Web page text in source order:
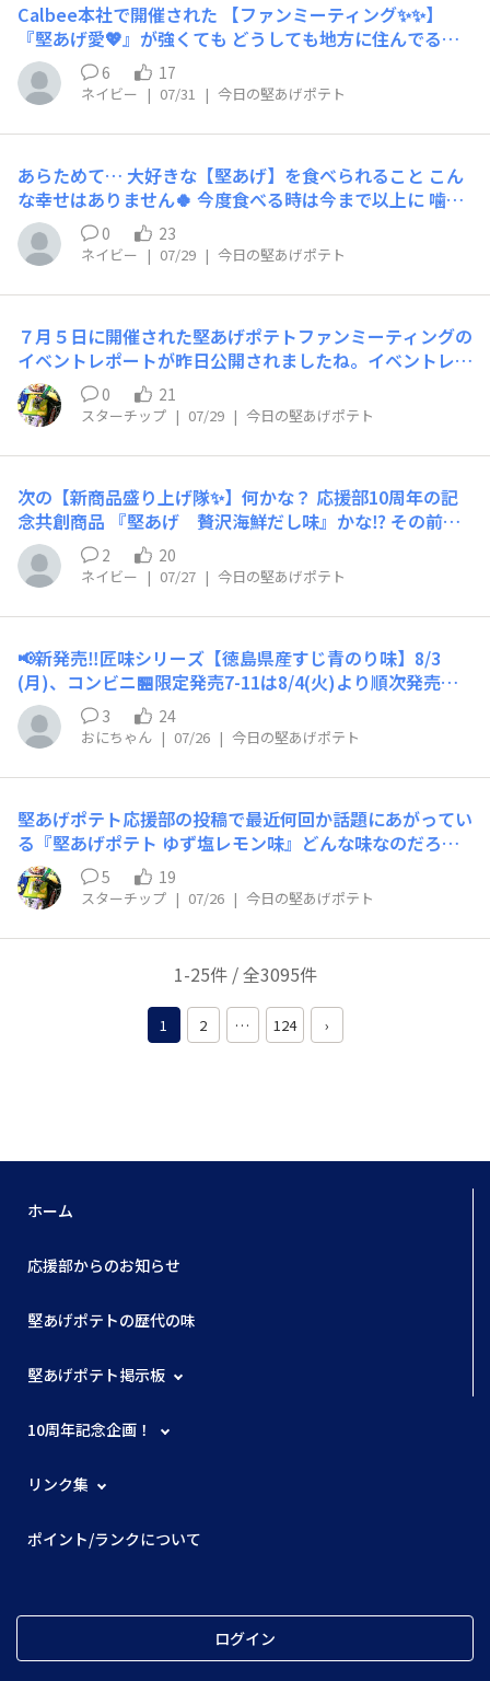
Calbee本社で開催された 【ファンミーティング✨️✨️】
『堅あげ愛💖』が強くても どうしても地方に住んでる私
なんて 残念ながらなかなか東京には行けません 参加され
た方、うらやましいです☺️ でもその日の様子を見せても
らい お裾分けしてもらいました❣️ 私だったら 巨大な【Cal
beeのロゴ】見ただけで もうテンションが爆上がりして
います🫣 １番いいなぁ～💓と思ったのは スタッフの皆さ
んが着てた 胸に「堅あげポテト」と入った ネイビーのポ
ロシャツです🥰 最高に素敵ですね💙💙💙
6 17
ネイビー | 07/31 | 今日の堅あげポテト
あらためて… 大好きな【堅あげ】を食べられること こん
な幸せはありません🍀 今度食べる時は今まで以上に 噛み
0 23
ネイビー | 07/29 | 今日の堅あげポテト
７月５日に開催された堅あげポテトファンミーティングの
イベントレポートが昨日公開されましたね。イベントレポ
ートのほうのコメント欄に書くと長文になってしまうと思
えたので、おしくもイベントレポートにはのりきらなかっ
たと思う部分の感想とそれがあっての最近の変化を今日は
書きたいと思います。コメント欄にも書かせて頂きました
加させて頂きたいと思えるような素晴らしいイベントに思
えました。イベントの詳細の一部を書かせて頂くと７月５
日のイベントでは堅あげポテト応援部の運営チームのかた
も来られており、これまでの堅あげポテト応援部での活動
賞させて頂くことができました。またイベントレポートの
ほうでも記載されている「クイズ大会」のほうでは私が所
属させていただいたチームが優勝させて頂くことができま
した。これがあったからだと思うのですが、一部ユーザー
からは「キング」という呼び名で呼んで頂くことがあった
り、メディアのかたから取材を受けることがありました。
ないと感じていたり、堅あげポテトは好きな商品ではある
のですが、これまでに発売されてきたお菓子のなかでは、
カルビーの歴代商品のなかでは「１番好きな商品」である
といえるのだろうか？それを知り合いや友人に胸をはって
伝えられるのだろうか？ と思うところがあったりはして
います。そこでイベントで堅あげポテト応援部の運営チー
ムのかたに頂いた２つのことばを思い出しました。「人に
優しく、味に厳しく」「今以上に堅あげポテト応援部を盛
り上げて頂きたい」この言葉を思い出しイベントに参加し
ての変化がおきます。これまでは思い出したタイミングで
う、これまでにはしてこなかったような投稿もしていこ
稿もしていこうと今日まで頑張った結果！来月始め頃には
１０００ポイントを達成できそうです。まとめになります
になってもらうためにも！カルビー史上１番好きなお菓子
して応援していきたいと思います。
0 21
スターチップ | 07/29 | 今日の堅あげポテト
次の【新商品盛り上げ隊✨️】何かな？ 応援部10周年の記
念共創商品 『堅あげ 贅沢海鮮だし味』かな⁉️ その前に
どうしても今、復活してほしい 私の推し💓【ゆず塩レモ
ン味🍋】 こんな超超猛暑になりそうな危険⚠️な夏 なんと
かなりませんかーーーーーー⁉️😆 （何回もしつこくてご
めんなさい🙏） どうしてもあきらめられなくて😢
2 20
ネイビー | 07/27 | 今日の堅あげポテト
📢新発売‼️匠味シリーズ【徳島県産すじ青のり味】8/3
(月)、コンビニ🏪限定発売7-11は8/4(火)より順次発売！
・国産じゃがいもと、徳島県産すじ青のりを使用。・ほた
ての風味と隠し味の抹茶で青のりの風味とおいしさを引き
立てた仕立て。・徳島県産すじ青のりの豊かな風味とコク
深い旨みの味わいが特長。・税込￥224 すじ青のり…とい
3 24
おにちゃん | 07/26 | 今日の堅あげポテト
​堅あげポテト応援部の投稿で最近何回か話題にあがってい
る『堅あげポテト ゆず塩レモン味』どんな味なのだろう
か？そもそも食べたことはあっただろうか？とルビープロ
グラムの図鑑を見ていると２０２４年に食べていたことが
判明。こういう時に図鑑モードは便利ですね。​
5 19
スターチップ | 07/26 | 今日の堅あげポテト
1-25件 / 全3095件
1 2 … 124 ›
ホーム
応援部からのお知らせ
堅あげポテトの歴代の味
堅あげポテト掲示板
10周年記念企画！
リンク集
ポイント/ランクについて
ログイン